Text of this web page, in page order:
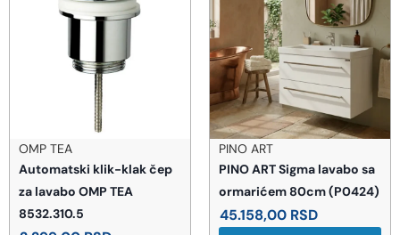
čep
PINO ART Sigma lavabo sa
ormarićem 80cm (P0424)
BEMETA
ogledalo
5.947,00